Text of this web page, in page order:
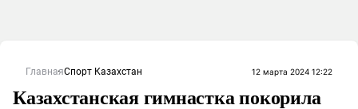
ГлавнаяСпорт Казахстан 12 марта 2024 12:22
Казахстанская гимнастка покорила